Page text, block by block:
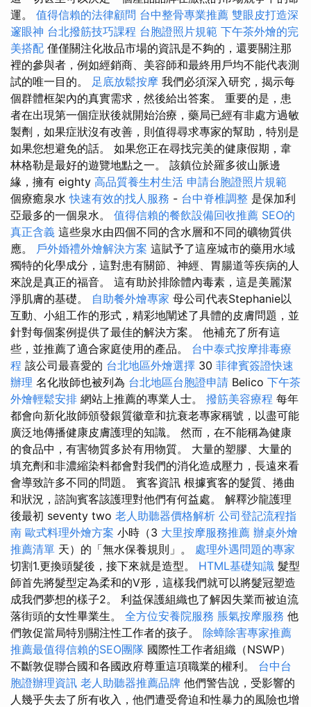
運。 值得信賴的法律顧問 台中整骨專業推薦 雙眼皮打造深
邃眼神 台北撥筋技巧課程 台胞證照片規範 下午茶外燴的完
美搭配 僅僅關注化妝品市場的資訊是不夠的，還要關注那
裡的參與者，例如經銷商、美容師和最終用戶均不能代表測
試的唯一目的。 足底放鬆按摩 我們必須深入研究，揭示每
個群體框架內的真實需求，然後給出答案。 重要的是，患
者在出現第一個症狀後就開始治療，藥局已經有非處方過敏
製劑，如果症狀沒有改善，則值得尋求專家的幫助，特別是
如果您想避免的話。 如果您正在尋找完美的健康假期，韋
林格勒是最好的遊覽地點之一。 該鎮位於羅多彼山脈邊
緣，擁有 eighty 高品質養生村生活 申請台胞證照片規範
個療癒泉水快速有效的找人服務 - 台中脊椎調整 是保加利
亞最多的一個泉水。 值得信賴的餐飲設備回收推薦 SEO的
真正含義 這些泉水由四個不同的含水層和不同的礦物質供
應。 戶外婚禮外燴解決方案 這賦予了這座城市的藥用水域
獨特的化學成分，這對患有關節、神經、胃腸道等疾病的人
來說是真正的福音。 這有助於排除體內毒素，這是美麗潔
淨肌膚的基礎。 自助餐外燴專家 母公司代表Stephanie以
互動、小組工作的形式，精彩地闡述了具體的皮膚問題，並
針對每個案例提供了最佳的解決方案。 他補充了所有這
些，並推薦了適合家庭使用的產品。 台中泰式按摩排毒療
程 該公司最喜愛的 台北地區外燴選擇 30 菲律賓簽證快速
辦理 名化妝師也被列為 台北地區台胞證申請 Belico 下午茶
外燴輕鬆安排 網站上推薦的專業人士。 撥筋美容療程 每年
都會向新化妝師頒發銀質徽章和抗衰老專家稱號，以盡可能
廣泛地傳播健康皮膚護理的知識。 然而，在不能稱為健康
的食品中，有害物質多於有用物質。 大量的塑膠、大量的
填充劑和非濃縮染料都會對我們的消化造成壓力，長遠來看
會導致許多不同的問題。 賓客資訊 根據賓客的髮質、捲曲
和狀況，諮詢賓客該護理對他們有何益處。 解釋沙龍護理
後最初 seventy two 老人助聽器價格解析 公司登記流程指
南 歐式料理外燴方案 小時（3 大里按摩服務推薦 辦桌外燴
推薦清單 天）的「無水保養規則」。 處理外遇問題的專家
切割1.更換頭髮後，接下來就是造型。 HTML基礎知識 髮型
師首先將髮型定為柔和的V形，這樣我們就可以將髮冠塑造
成我們夢想的樣子2。 利益保護組織也了解因失業而被迫流
落街頭的女性畢業生。 全方位安養院服務 脹氣按摩服務 他
們敦促當局特別關注性工作者的孩子。 除蟑除害專家推薦
推薦最值得信賴的SEO團隊 國際性工作者組織（NSWP）
不斷敦促聯合國和各國政府尊重這項職業的權利。 台中台
胞證辦理資訊 老人助聽器推薦品牌 他們警告說，受影響的
人幾乎失去了所有收入，他們遭受脅迫和性暴力的風險也增